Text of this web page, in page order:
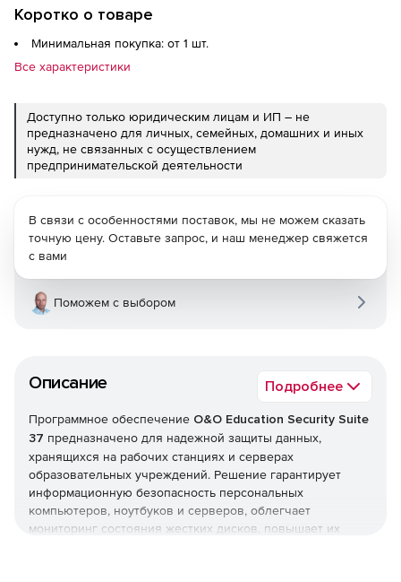
Коротко о товаре
Минимальная покупка: от 1 шт.
Все характеристики
Доступно только юридическим лицам и ИП – не
предназначено для личных, семейных, домашних и иных
нужд, не связанных с осуществлением
предпринимательской деятельности
Описание Подробнее
Программное обеспечение O&O Education Security Suite
37 предназначено для надежной защиты данных,
хранящихся на рабочих станциях и серверах
образовательных учреждений. Решение гарантирует
информационную безопасность персональных
компьютеров, ноутбуков и серверов, облегчает
мониторинг состояния жестких дисков, повышает их
В связи с особенностями поставок, мы не можем сказать
точную цену. Оставьте запрос, и наш менеджер свяжется
с вами
Поможем с выбором